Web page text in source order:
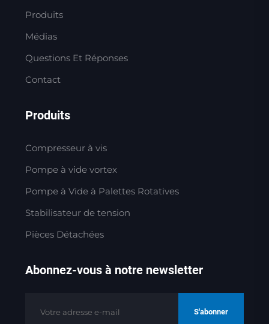
Produits
Médias
Questions Et Réponses
Contact
Produits
Compresseur à vis
Pompe à vide vortex
Pompe à Vide à Palettes Rotatives
Stabilisateur de tension
Pièces Détachées
Abonnez-vous à notre newsletter
S'abonner